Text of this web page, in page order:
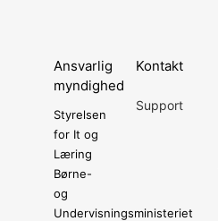
Ansvarlig
myndighed
Styrelsen
for It og
Læring
Børne-
og
Undervisningsministeriet
Kontakt
Support